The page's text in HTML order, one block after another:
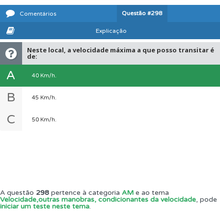
Comentários Questão #298
Explicação
Neste local, a velocidade máxima a que posso transitar é
de:
A 40 Km/h.
B 45 Km/h.
C 50 Km/h.
A questão 298 pertence à categoria AM e ao tema
Velocidade,outras manobras, condicionantes da velocidade, pode
iniciar um teste neste tema.